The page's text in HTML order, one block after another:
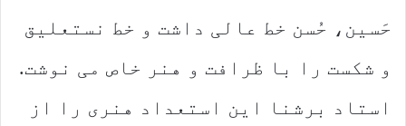
حَسین، حُسن خط‌ عالی داشت و خط نستعلیق
و شکست را با ظرافت و هنر خاص می نوشت.
استاد برشنا این استعداد هنری را از